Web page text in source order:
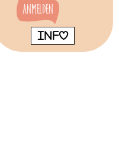
Anmelden
INFO